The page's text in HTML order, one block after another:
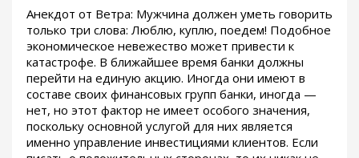
Анекдот от Ветра: Мужчина должен уметь говорить
только три слова: Люблю, куплю, поедем! Подобное
экономическое невежество может привести к
катастрофе. В ближайшее время банки должны
перейти на единую акцию. Иногда они имеют в
составе своих финансовых групп банки, иногда —
нет, но этот фактор не имеет особого значения,
поскольку основной услугой для них является
именно управление инвестициями клиентов. Если